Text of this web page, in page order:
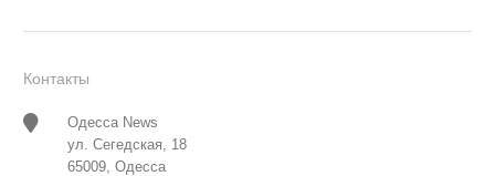
Контакты
Одесса News
ул. Сегедская, 18
65009, Одесса